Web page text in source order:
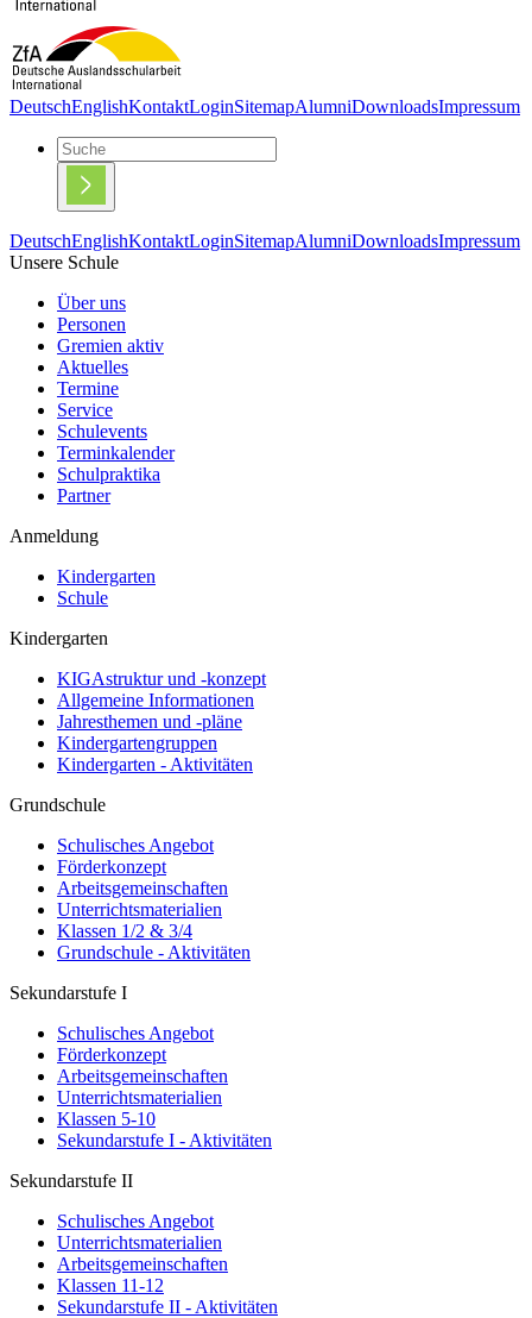
DeutschEnglishKontaktLoginSitemapAlumniDownloadsImpressum
DeutschEnglishKontaktLoginSitemapAlumniDownloadsImpressum
Unsere Schule
Über uns
Personen
Gremien aktiv
Aktuelles
Termine
Service
Schulevents
Terminkalender
Schulpraktika
Partner
Anmeldung
Kindergarten
Schule
Kindergarten
KIGAstruktur und -konzept
Allgemeine Informationen
Jahresthemen und -pläne
Kindergartengruppen
Kindergarten - Aktivitäten
Grundschule
Schulisches Angebot
Förderkonzept
Arbeitsgemeinschaften
Unterrichtsmaterialien
Klassen 1/2 & 3/4
Grundschule - Aktivitäten
Sekundarstufe I
Schulisches Angebot
Förderkonzept
Arbeitsgemeinschaften
Unterrichtsmaterialien
Klassen 5-10
Sekundarstufe I - Aktivitäten
Sekundarstufe II
Schulisches Angebot
Unterrichtsmaterialien
Arbeitsgemeinschaften
Klassen 11-12
Sekundarstufe II - Aktivitäten